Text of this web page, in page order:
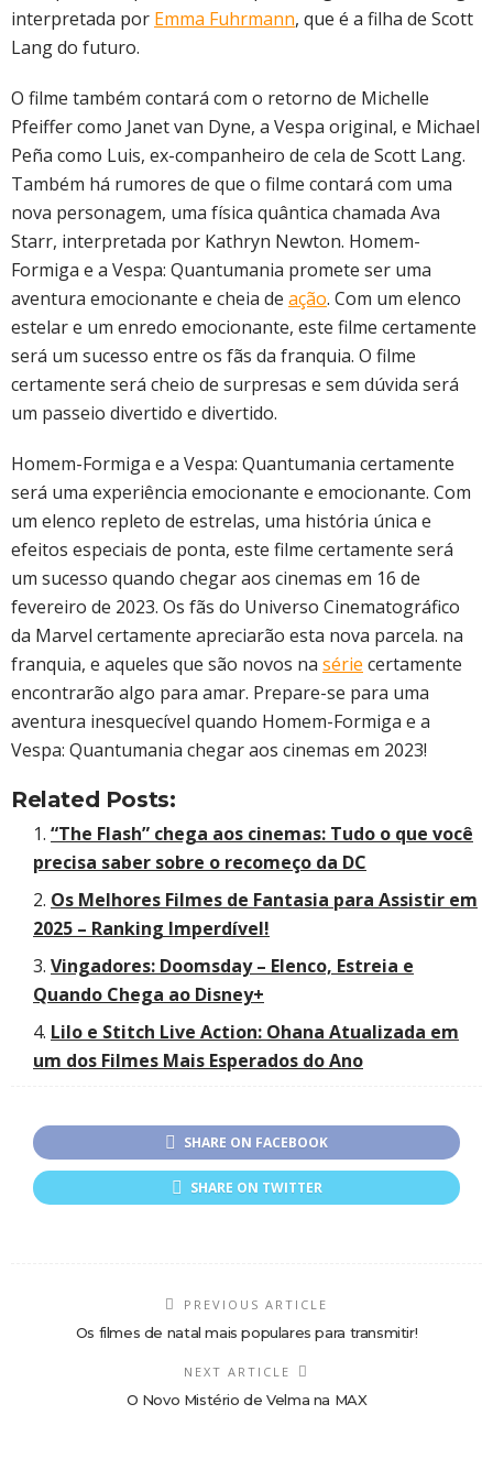
interpretada por Emma Fuhrmann, que é a filha de Scott
Lang do futuro.
O filme também contará com o retorno de Michelle
Pfeiffer como Janet van Dyne, a Vespa original, e Michael
Peña como Luis, ex-companheiro de cela de Scott Lang.
Também há rumores de que o filme contará com uma
nova personagem, uma física quântica chamada Ava
Starr, interpretada por Kathryn Newton. Homem-
Formiga e a Vespa: Quantumania promete ser uma
aventura emocionante e cheia de ação. Com um elenco
estelar e um enredo emocionante, este filme certamente
será um sucesso entre os fãs da franquia. O filme
certamente será cheio de surpresas e sem dúvida será
um passeio divertido e divertido.
Homem-Formiga e a Vespa: Quantumania certamente
será uma experiência emocionante e emocionante. Com
um elenco repleto de estrelas, uma história única e
efeitos especiais de ponta, este filme certamente será
um sucesso quando chegar aos cinemas em 16 de
fevereiro de 2023. Os fãs do Universo Cinematográfico
da Marvel certamente apreciarão esta nova parcela. na
franquia, e aqueles que são novos na série certamente
encontrarão algo para amar. Prepare-se para uma
aventura inesquecível quando Homem-Formiga e a
Vespa: Quantumania chegar aos cinemas em 2023!
Related Posts:
“The Flash” chega aos cinemas: Tudo o que você
precisa saber sobre o recomeço da DC
Os Melhores Filmes de Fantasia para Assistir em
2025 – Ranking Imperdível!
Vingadores: Doomsday – Elenco, Estreia e
Quando Chega ao Disney+
Lilo e Stitch Live Action: Ohana Atualizada em
um dos Filmes Mais Esperados do Ano
SHARE ON FACEBOOK
SHARE ON TWITTER
PREVIOUS ARTICLE
Os filmes de natal mais populares para transmitir!
NEXT ARTICLE
O Novo Mistério de Velma na MAX